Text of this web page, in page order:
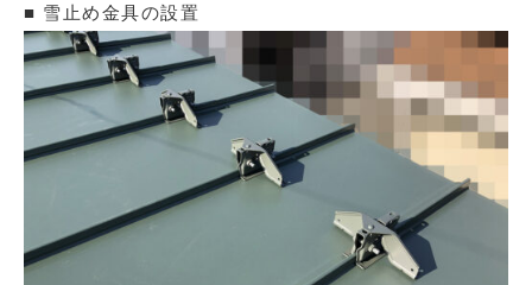
■ 雪止め金具の設置